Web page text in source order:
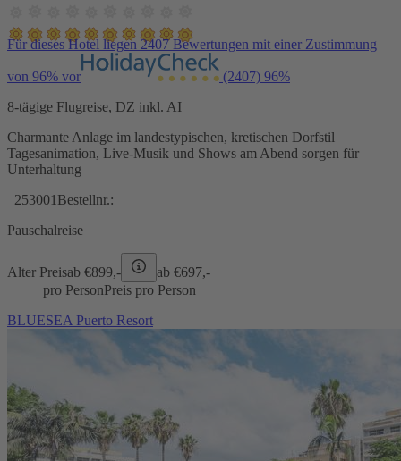
Für dieses Hotel liegen 2407 Bewertungen mit einer Zustimmung
von 96% vor (2407) 96%
8-tägige Flugreise, DZ inkl. AI
Charmante Anlage im landestypischen, kretischen Dorfstil
Tagesanimation, Live-Musik und Shows am Abend sorgen für
Unterhaltung
253001 Bestellnr.:
Pauschalreise
Alter Preisab €899,- ab €697,-
pro PersonPreis pro Person
BLUESEA Puerto Resort